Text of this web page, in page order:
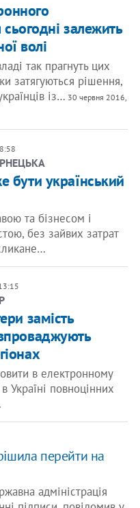
залежить
волі
так прагнуть цих
затягуються рішення,
із… 30 червня 2016,
бути український
та бізнесом і
без зайвих затрат
замість
в електронному
Україні повноцінних
перейти на
адміністрація